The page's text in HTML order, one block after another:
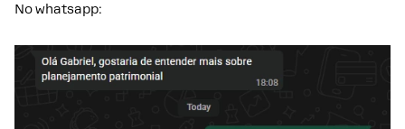
No whatsapp: